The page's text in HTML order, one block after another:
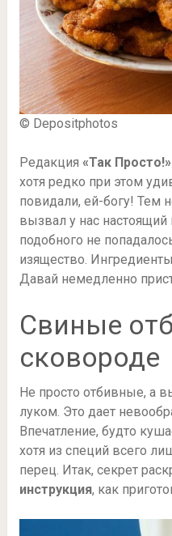
© Depositphotos
Редакция «Так Просто!»
хотя редко при этом
повидали, ей-богу! Тем
вызвал у нас настоящий
подобного не
изящество.
Давай немедленно
Свиные
сковороде
Не просто отбивные, а
луком. Это дает
Впечатление, будто
хотя из специй всего
перец. Итак, секрет
инструкция, как